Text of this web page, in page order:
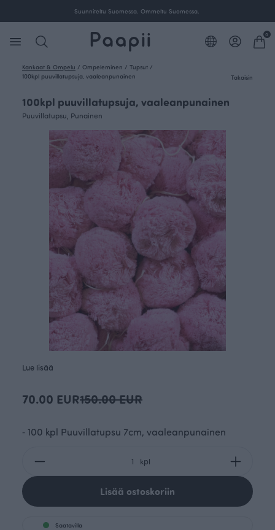
Suunniteltu Suomessa. Ommeltu Suomessa.
0
Kankaat & Ompelu / Ompeleminen / Tupsut /
100kpl puuvillatupsuja, vaaleanpunainen
Takaisin
100kpl puuvillatupsuja, vaaleanpunainen
Puuvillatupsu, Punainen
Lue lisää
70.00 EUR150.00 EUR
⁃ 100 kpl Puuvillatupsu 7cm, vaaleanpunainen
kpl
Lisää ostoskoriin
Saatavilla